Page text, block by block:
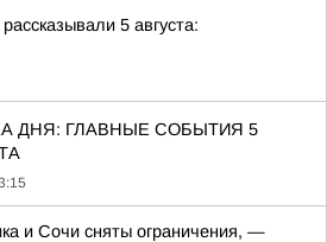
5 августа:
ДНЯ: ГЛАВНЫЕ СОБЫТИЯ 5
и Сочи сняты ограничения, —